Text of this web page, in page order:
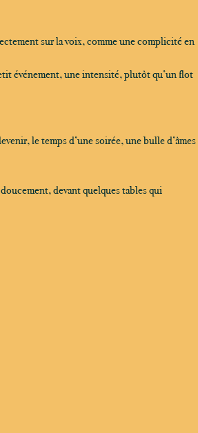
sur la voix, comme une complicité en
événement, une intensité, plutôt qu’un flot
le temps d’une soirée, une bulle d’âmes
devant quelques tables qui